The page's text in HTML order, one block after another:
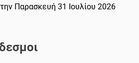
Παρασκευή 31 Ιουλίου 2026